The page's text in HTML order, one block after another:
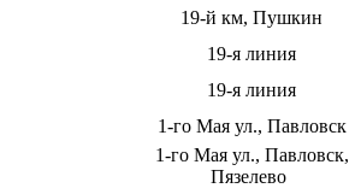
19-й км, Пушкин
19-я линия
19-я линия
1-го Мая ул., Павловск
1-го Мая ул., Павловск,
Пязелево